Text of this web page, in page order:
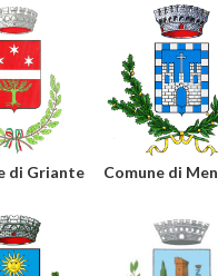
di Griante Comune di